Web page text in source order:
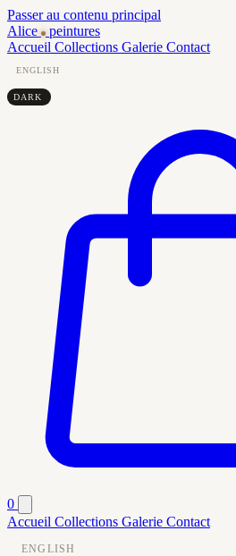
Passer au contenu principal
Alice
peintures
Accueil Collections Galerie Contact
ENGLISH
DARK
0
Accueil Collections Galerie Contact
ENGLISH